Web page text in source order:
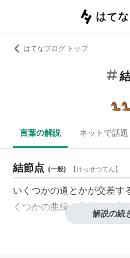
はてなブログ トップ
言葉の解説 ネットで話題
結節点 (一般) 【けっせつてん】
いくつかの道とかが交差す
くつかの曲線が交差する点
解説の続